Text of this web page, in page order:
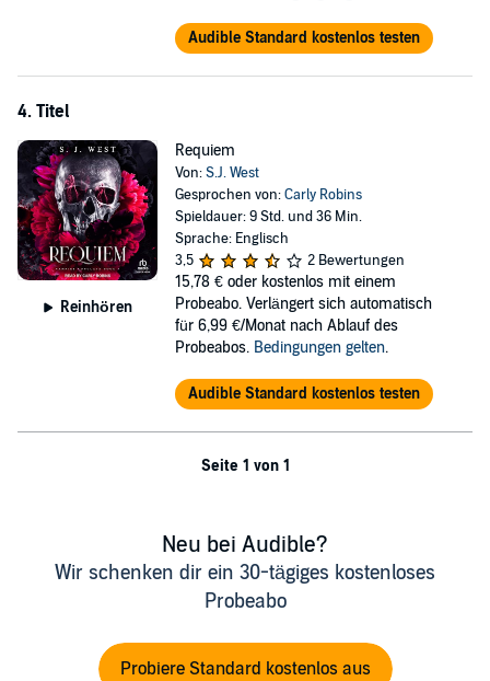
Audible Standard kostenlos testen
4. Titel
Reinhören
Requiem
Von:S.J. West
Gesprochen von:Carly Robins
Spieldauer: 9 Std. und 36 Min.
Sprache: Englisch
3,5
2 Bewertungen
15,78 € oder kostenlos mit einem
Probeabo. Verlängert sich automatisch
für 6,99 €/Monat nach Ablauf des
Probeabos. Bedingungen gelten.
Audible Standard kostenlos testen
Seite 1 von 1
Neu bei Audible?
Wir schenken dir ein 30-tägiges kostenloses
Probeabo
Probiere Standard kostenlos aus